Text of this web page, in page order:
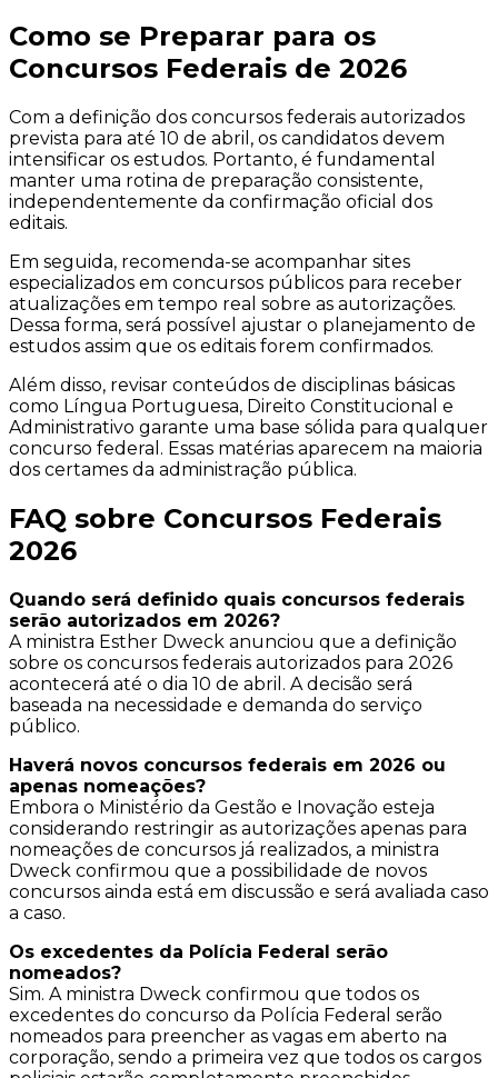
Como se Preparar para os
Concursos Federais de 2026
Com a definição dos concursos federais autorizados
prevista para até 10 de abril, os candidatos devem
intensificar os estudos. Portanto, é fundamental
manter uma rotina de preparação consistente,
independentemente da confirmação oficial dos
editais.
Em seguida, recomenda-se acompanhar sites
especializados em concursos públicos para receber
atualizações em tempo real sobre as autorizações.
Dessa forma, será possível ajustar o planejamento de
estudos assim que os editais forem confirmados.
Além disso, revisar conteúdos de disciplinas básicas
como Língua Portuguesa, Direito Constitucional e
Administrativo garante uma base sólida para qualquer
concurso federal. Essas matérias aparecem na maioria
dos certames da administração pública.
FAQ sobre Concursos Federais
2026
Quando será definido quais concursos federais
serão autorizados em 2026?
A ministra Esther Dweck anunciou que a definição
sobre os concursos federais autorizados para 2026
acontecerá até o dia 10 de abril. A decisão será
baseada na necessidade e demanda do serviço
público.
Haverá novos concursos federais em 2026 ou
apenas nomeações?
Embora o Ministério da Gestão e Inovação esteja
considerando restringir as autorizações apenas para
nomeações de concursos já realizados, a ministra
Dweck confirmou que a possibilidade de novos
concursos ainda está em discussão e será avaliada caso
a caso.
Os excedentes da Polícia Federal serão
nomeados?
Sim. A ministra Dweck confirmou que todos os
excedentes do concurso da Polícia Federal serão
nomeados para preencher as vagas em aberto na
corporação, sendo a primeira vez que todos os cargos